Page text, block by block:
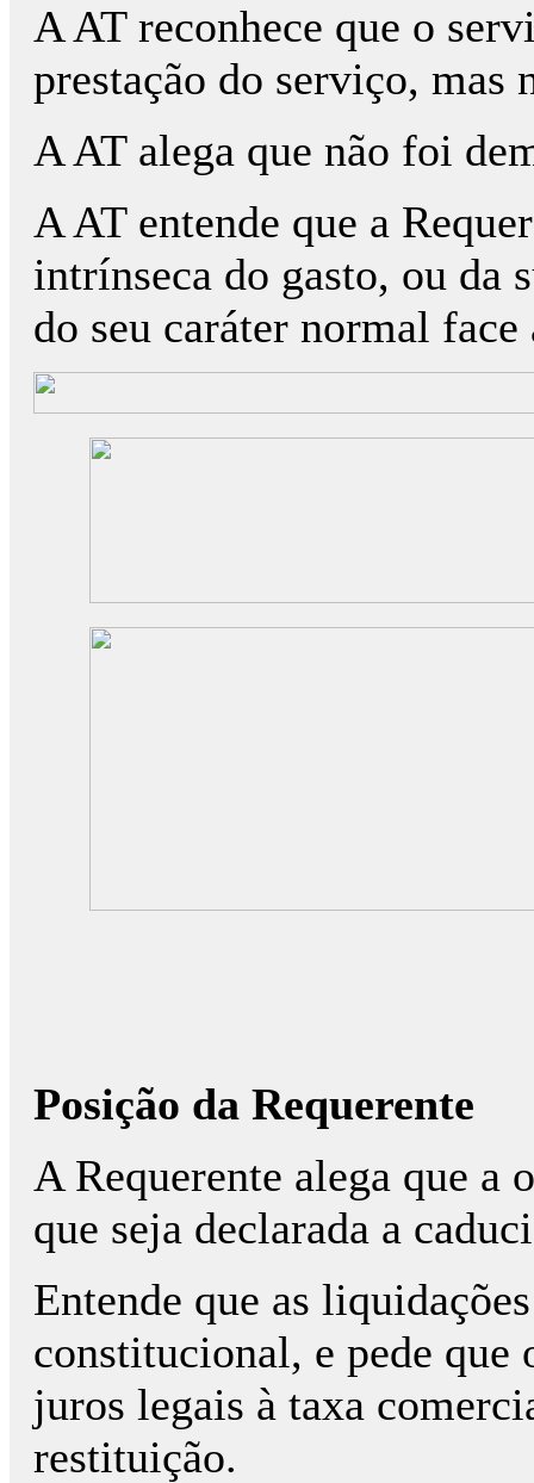
A AT reconhece que o
prestação do serviço, mas
A AT alega que não foi
A AT entende que a
intrínseca do gasto, ou da
do seu caráter normal
Posição da Requerente
A Requerente alega que a
que seja declarada a
Entende que as
constitucional, e pede que
juros legais à taxa
restituição.